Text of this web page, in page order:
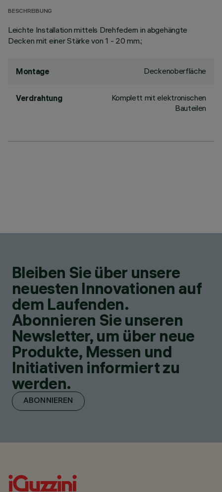
BESCHREIBUNG
Leichte Installation mittels Drehfedern in abgehängte
Decken mit einer Stärke von 1 - 20 mm.;
Montage Deckenoberfläche
Verdrahtung
Komplett mit elektronischen
Bauteilen
Bleiben Sie über unsere
neuesten Innovationen auf
dem Laufenden.
Abonnieren Sie unseren
Newsletter, um über neue
Produkte, Messen und
Initiativen informiert zu
werden.
ABONNIEREN